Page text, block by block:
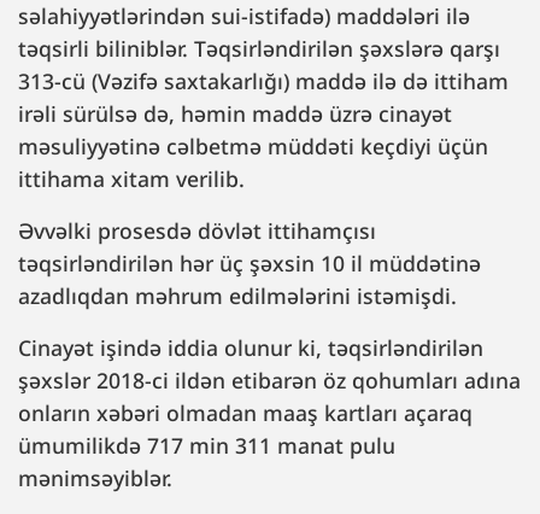
səlahiyyətlərindən sui-istifadə) maddələri ilə
təqsirli biliniblər. Təqsirləndirilən şəxslərə qarşı
313-cü (Vəzifə saxtakarlığı) maddə ilə də ittiham
irəli sürülsə də, həmin maddə üzrə cinayət
məsuliyyətinə cəlbetmə müddəti keçdiyi üçün
ittihama xitam verilib.
Əvvəlki prosesdə dövlət ittihamçısı
təqsirləndirilən hər üç şəxsin 10 il müddətinə
azadlıqdan məhrum edilmələrini istəmişdi.
Cinayət işində iddia olunur ki, təqsirləndirilən
şəxslər 2018-ci ildən etibarən öz qohumları adına
onların xəbəri olmadan maaş kartları açaraq
ümumilikdə 717 min 311 manat pulu
mənimsəyiblər.